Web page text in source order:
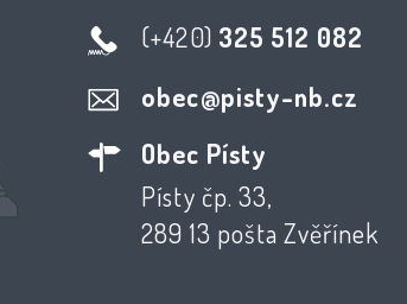
(+420) 325 512 082
obec@pisty-nb.cz
Obec Písty
Písty čp. 33,
289 13 pošta Zvěřínek